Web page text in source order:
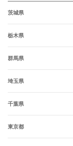
茨城県
栃木県
群馬県
埼玉県
千葉県
東京都